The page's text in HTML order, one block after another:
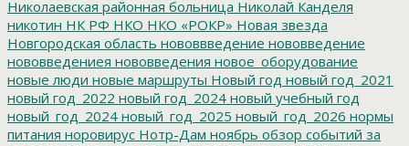
Николаевская районная больница Николай Канделя
никотин НК РФ НКО НКО «РОКР» Новая звезда
Новгородская область нововвведение нововведение
нововведениея нововведения новое_оборудование
новые люди новые маршруты Новый год новый год_2021
новый год_2022 новый год_2024 новый учебный год
новый_год_2024 новый_год_2025 новый_год_2026 нормы
питания норовирус Нотр-Дам ноябрь обзор событий за